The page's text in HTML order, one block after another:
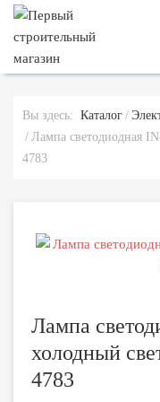
Вы здесь: Каталог
Лампа светодиодная
4783
Лампа
холодный
4783